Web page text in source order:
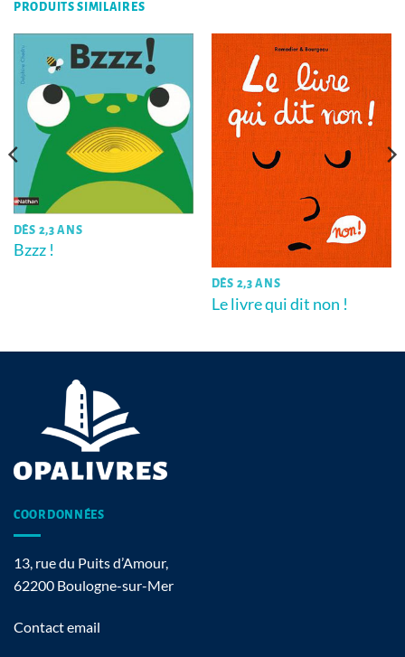
PRODUITS SIMILAIRES
DÈS 2,3 ANS
Bzzz !
DÈS 2,3 ANS
Le livre qui dit non !
COORDONNÉES
13, rue du Puits d’Amour,
62200 Boulogne-sur-Mer
Contact email